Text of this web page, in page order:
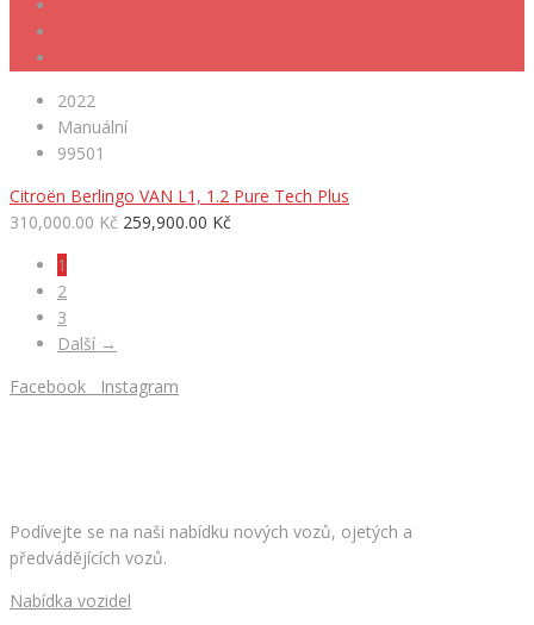
2022
Manuální
99501
Citroën Berlingo VAN L1, 1.2 Pure Tech Plus
310,000.00 Kč 259,900.00 Kč
1
2
3
Další →
Facebook
Instagram
Podívejte se na naši nabídku nových vozů, ojetých a
předvádějících vozů.
Nabídka vozidel